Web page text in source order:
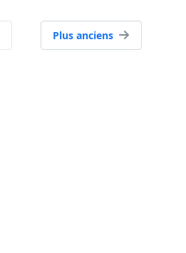
Plus anciens